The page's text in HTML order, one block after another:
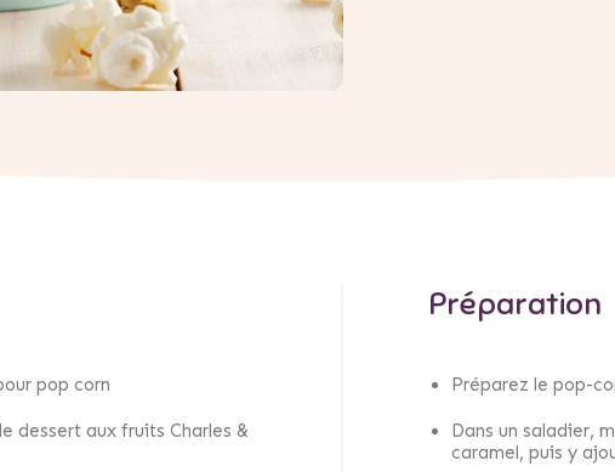
pop corn
dessert aux fruits Charles &
Préparation
Préparez le pop-
Dans un saladier,
caramel, puis y